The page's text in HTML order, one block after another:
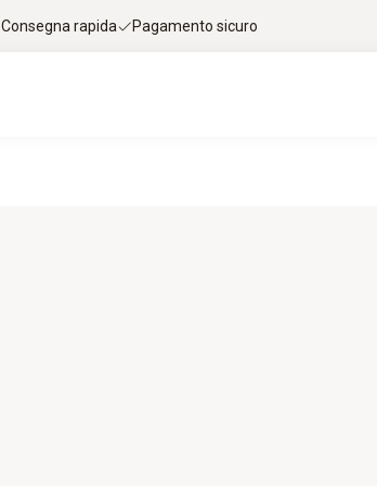
Consegna rapida Pagamento sicuro